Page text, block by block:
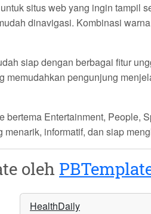
situs web yang ingin tampil
dinavigasi. Kombinasi
siap dengan berbagai fitur
memudahkan pengunjung
bertema Entertainment, People,
informatif, dan siap
oleh
HealthDaily